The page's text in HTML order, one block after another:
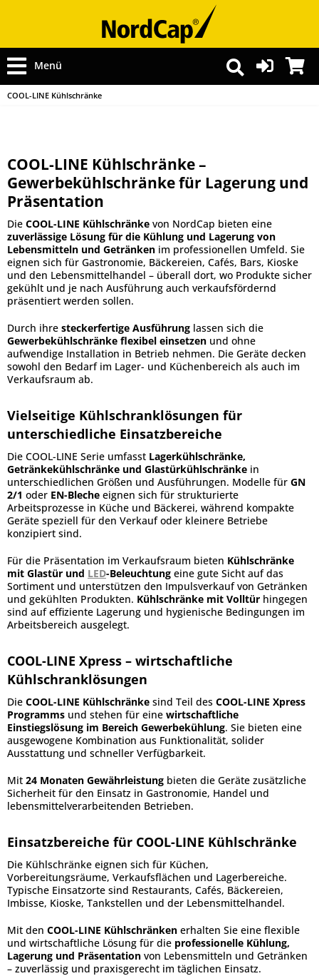
Menü
COOL-LINE Kühlschränke
COOL-LINE Kühlschränke –
Gewerbekühlschränke für Lagerung und
Präsentation
Die COOL-LINE Kühlschränke von NordCap bieten eine
zuverlässige Lösung für die Kühlung und Lagerung von
Lebensmitteln und Getränken im professionellen Umfeld. Sie
eignen sich für Gastronomie, Bäckereien, Cafés, Bars, Kioske
und den Lebensmittelhandel – überall dort, wo Produkte sicher
gekühlt und je nach Ausführung auch verkaufsfördernd
präsentiert werden sollen.
Durch ihre steckerfertige Ausführung lassen sich die
Gewerbekühlschränke flexibel einsetzen und ohne
aufwendige Installation in Betrieb nehmen. Die Geräte decken
sowohl den Bedarf im Lager- und Küchenbereich als auch im
Verkaufsraum ab.
Vielseitige Kühlschranklösungen für
unterschiedliche Einsatzbereiche
Die COOL-LINE Serie umfasst Lagerkühlschränke,
Getränkekühlschränke und Glastürkühlschränke in
unterschiedlichen Größen und Ausführungen. Modelle für GN
2/1 oder EN-Bleche eignen sich für strukturierte
Arbeitsprozesse in Küche und Bäckerei, während kompakte
Geräte speziell für den Verkauf oder kleinere Betriebe
konzipiert sind.
Für die Präsentation im Verkaufsraum bieten Kühlschränke
mit Glastür und LED-Beleuchtung eine gute Sicht auf das
Sortiment und unterstützen den Impulsverkauf von Getränken
und gekühlten Produkten. Kühlschränke mit Volltür hingegen
sind auf effiziente Lagerung und hygienische Bedingungen im
Arbeitsbereich ausgelegt.
COOL-LINE Xpress – wirtschaftliche
Kühlschranklösungen
Die COOL-LINE Kühlschränke sind Teil des COOL-LINE Xpress
Programms und stehen für eine wirtschaftliche
Einstiegslösung im Bereich Gewerbekühlung. Sie bieten eine
ausgewogene Kombination aus Funktionalität, solider
Ausstattung und schneller Verfügbarkeit.
Mit 24 Monaten Gewährleistung bieten die Geräte zusätzliche
Sicherheit für den Einsatz in Gastronomie, Handel und
lebensmittelverarbeitenden Betrieben.
Einsatzbereiche für COOL-LINE Kühlschränke
Die Kühlschränke eignen sich für Küchen,
Vorbereitungsräume, Verkaufsflächen und Lagerbereiche.
Typische Einsatzorte sind Restaurants, Cafés, Bäckereien,
Imbisse, Kioske, Tankstellen und der Lebensmittelhandel.
Mit den COOL-LINE Kühlschränken erhalten Sie eine flexible
und wirtschaftliche Lösung für die professionelle Kühlung,
Lagerung und Präsentation von Lebensmitteln und Getränken
– zuverlässig und praxisgerecht im täglichen Einsatz.